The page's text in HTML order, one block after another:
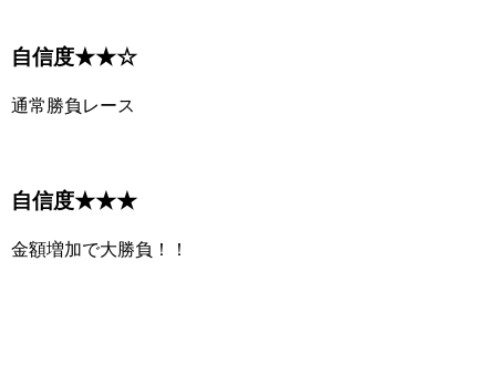
自信度★★☆
通常勝負レース
自信度★★★
金額増加で大勝負！！